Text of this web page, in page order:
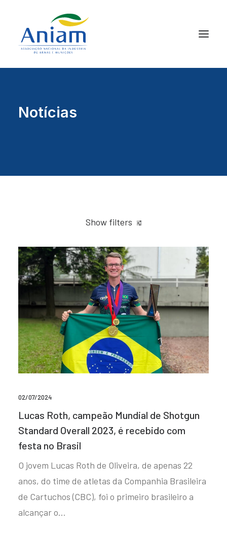
Notícias
Show filters
02/07/2024
Lucas Roth, campeão Mundial de Shotgun
Standard Overall 2023, é recebido com
festa no Brasil
O jovem Lucas Roth de Oliveira, de apenas 22
anos, do time de atletas da Companhia Brasileira
de Cartuchos (CBC), foi o primeiro brasileiro a
alcançar o…